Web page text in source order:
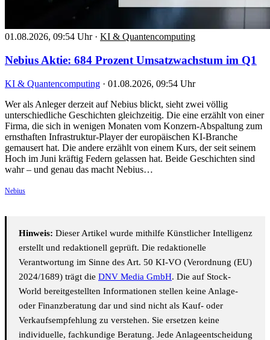
01.08.2026, 09:54 Uhr · KI & Quantencomputing
Nebius Aktie: 684 Prozent Umsatzwachstum im Q1
KI & Quantencomputing · 01.08.2026, 09:54 Uhr
Wer als Anleger derzeit auf Nebius blickt, sieht zwei völlig
unterschiedliche Geschichten gleichzeitig. Die eine erzählt von einer
Firma, die sich in wenigen Monaten vom Konzern-Abspaltung zum
ernsthaften Infrastruktur-Player der europäischen KI-Branche
gemausert hat. Die andere erzählt von einem Kurs, der seit seinem
Hoch im Juni kräftig Federn gelassen hat. Beide Geschichten sind
wahr – und genau das macht Nebius…
Nebius
Hinweis: Dieser Artikel wurde mithilfe Künstlicher Intelligenz
erstellt und redaktionell geprüft. Die redaktionelle
Verantwortung im Sinne des Art. 50 KI-VO (Verordnung (EU)
2024/1689) trägt die DNV Media GmbH. Die auf Stock-
World bereitgestellten Informationen stellen keine Anlage-
oder Finanzberatung dar und sind nicht als Kauf- oder
Verkaufsempfehlung zu verstehen. Sie ersetzen keine
individuelle, fachkundige Beratung. Jede Anlageentscheidung